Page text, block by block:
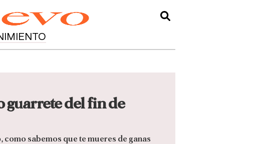
guarrete del fin de
sabemos que te mueres de ganas